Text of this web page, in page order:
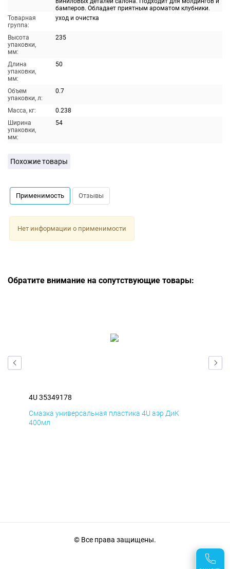
бамперов. Обладает приятным ароматом клубники.
Товарная
группа:
уход и очистка
Высота
упаковки,
мм:
235
Длина
упаковки,
мм:
50
Объем
упаковки, л:
0.7
Масса, кг:
0.238
Ширина
упаковки,
мм:
54
Похожие товары
Применимость Отзывы
Нет информации о применимости
Обратите внимание на сопутствующие товары:
4U 35349178
Смазка универсальная пластика 4U аэр ДиК
400мл
© Все права защищены.